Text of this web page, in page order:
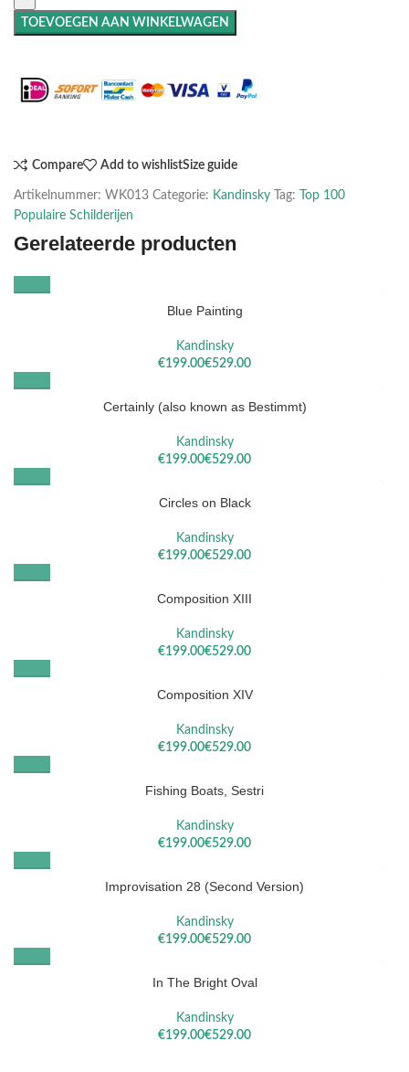
TOEVOEGEN AAN WINKELWAGEN
Compare Add to wishlistSize guide
Artikelnummer: WK013 Categorie: Kandinsky Tag:
Top 100
Populaire Schilderijen
Gerelateerde producten
Blue Painting
Kandinsky
€
€
Certainly (also known as Bestimmt)
Kandinsky
€
€
Circles on Black
Kandinsky
€
€
Composition XIII
Kandinsky
€
€
Composition XIV
Kandinsky
€
€
Fishing Boats, Sestri
Kandinsky
€
€
Improvisation 28 (Second Version)
Kandinsky
€
€
In The Bright Oval
Kandinsky
€
€